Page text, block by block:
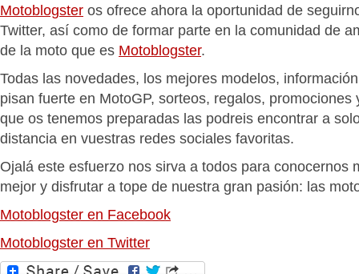
Motoblogster os ofrece ahora la oportunidad de
Twitter, así como de formar parte en la comunidad de
de la moto que es Motoblogster.
Todas las novedades, los mejores modelos,
pisan fuerte en MotoGP, sorteos, regalos, promociones
que os tenemos preparadas las podreis encontrar a
distancia en vuestras redes sociales favoritas.
Ojalá este esfuerzo nos sirva a todos para conocernos
mejor y disfrutar a tope de nuestra gran pasión: las
Motoblogster en Facebook
Motoblogster en Twitter